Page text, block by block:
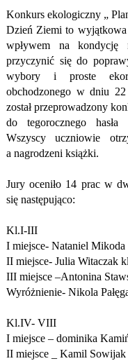
Konkurs ekologiczny „
Dzień Ziemi to wyjątkowa
wpływem na
przyczynić się do
wybory i proste
obchodzonego w dniu
został przeprowadzony
do tegorocznego hasła
Wszyscy uczniowie
a nagrodzeni książki.
Jury oceniło 14 prac w
się następująco:
Kl.I-III
I miejsce- Nataniel
II miejsce- Julia Witaczak
III miejsce –Antonina
Wyróżnienie- Nikola
Kl.IV- VIII
I miejsce – dominika
II miejsce _ Kamil